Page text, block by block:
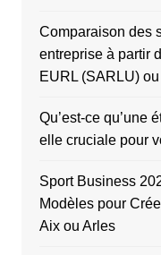
Comparaison des
entreprise à partir
EURL (SARLU)
Qu’est-ce qu’une
elle cruciale pour
Sport Business
Modèles pour
Aix ou Arles